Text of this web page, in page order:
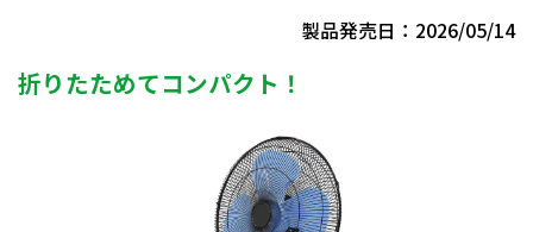
製品発売日：2026/05/14
折りたためてコンパクト！